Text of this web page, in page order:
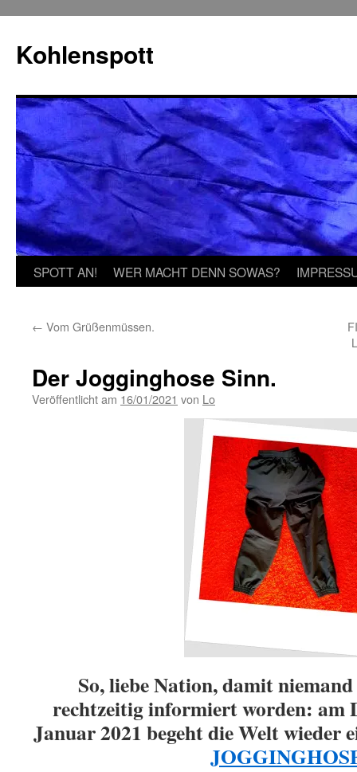
springen
Kohlenspott
SPOTT AN! WER MACHT DENN SOWAS?
← Vom Grüßenmüssen.
Der Jogginghose Sinn.
Veröffentlicht am 16/01/2021 von Lo
So, liebe Nation, damit
rechtzeitig informiert worden: am
Januar 2021 begeht die Welt